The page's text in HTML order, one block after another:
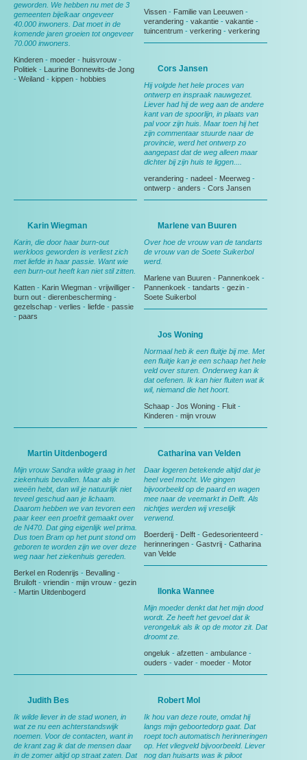
geworden. We hebben nu met de 3
gemeenten bijelkaar ongeveer
40.000 inwoners. Dat moet in de
komende jaren groeien tot ongeveer
70.000 inwoners.
Kinderen - moeder - huisvrouw -
Politiek - Laurine Bonnewits-de Jong
- Weiland - kippen - hobbies
Vissen - Familie van Leeuwen -
verandering - vakantie - vakantie -
tuincentrum - verkering - verkering
Cors Jansen
Hij volgde het hele proces van
ontwerp en inspraak nauwgezet.
Liever had hij de weg aan de andere
kant van de spoorlijn, in plaats van
pal voor zijn huis. Maar toen hij het
zijn commentaar stuurde naar de
provincie, werd het ontwerp zo
aangepast dat de weg alleen maar
dichter bij zijn huis te liggen....
verandering - nadeel - Meerweg -
ontwerp - anders - Cors Jansen
Karin Wiegman
Karin, die door haar burn-out
werkloos geworden is verliest zich
met liefde in haar passie. Want wie
een burn-out heeft kan niet stil zitten.
Katten - Karin Wiegman - vrijwilliger -
burn out - dierenbescherming -
gezelschap - verlies - liefde - passie
- paars
Marlene van Buuren
Over hoe de vrouw van de tandarts
de vrouw van de Soete Suikerbol
werd.
Marlene van Buuren - Pannenkoek -
Pannenkoek - tandarts - gezin -
Soete Suikerbol
Jos Woning
Normaal heb ik een fluitje bij me. Met
een fluitje kan je een schaap het hele
veld over sturen. Onderweg kan ik
dat oefenen. Ik kan hier fluiten wat ik
wil, niemand die het hoort.
Schaap - Jos Woning - Fluit -
Kinderen - mijn vrouw
Martin Uitdenbogerd
Mijn vrouw Sandra wilde graag in het
ziekenhuis bevallen. Maar als je
weeën hebt, dan wil je natuurlijk niet
teveel geschud aan je lichaam.
Daarom hebben we van tevoren een
paar keer een proefrit gemaakt over
de N470. Dat ging eigenlijk wel prima.
Dus toen Bram op het punt stond om
geboren te worden zijn we over deze
weg naar het ziekenhuis gereden.
Berkel en Rodenrijs - Bevalling -
Bruiloft - vriendin - mijn vrouw - gezin
- Martin Uitdenbogerd
Catharina van Velden
Daar logeren betekende altijd dat je
heel veel mocht. We gingen
bijvoorbeeld op de paard en wagen
mee naar de veemarkt in Delft. Als
nichtjes werden wij vreselijk
verwend.
Boerderij - Delft - Gedesorienteerd -
herinneringen - Gastvrij - Catharina
van Velde
Ilonka Wannee
Mijn moeder denkt dat het mijn dood
wordt. Ze heeft het gevoel dat ik
verongeluk als ik op de motor zit. Dat
droomt ze.
ongeluk - afzetten - ambulance -
ouders - vader - moeder - Motor
Judith Bes
Ik wilde liever in de stad wonen, in
wat ze nu een achterstandswijk
noemen. Voor de contacten, want in
de krant zag ik dat de mensen daar
in de zomer altijd op straat zaten. Dat
Robert Mol
Ik hou van deze route, omdat hij
langs mijn geboortedorp gaat. Dat
roept toch automatisch herinneringen
op. Het vliegveld bijvoorbeeld. Liever
nog dan huisarts was ik piloot